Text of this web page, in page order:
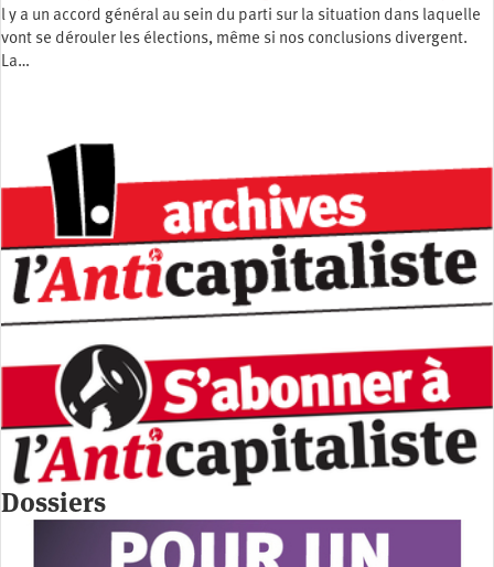
l y a un accord général au sein du parti sur la situation dans laquelle
vont se dérouler les élections, même si nos conclusions divergent.
La…
Dossiers